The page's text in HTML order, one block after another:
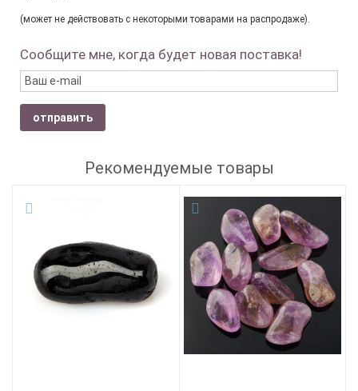
(может не действовать с некоторыми товарами на распродаже).
Сообщите мне, когда будет новая поставка!
отправить
Рекомендуемые товары